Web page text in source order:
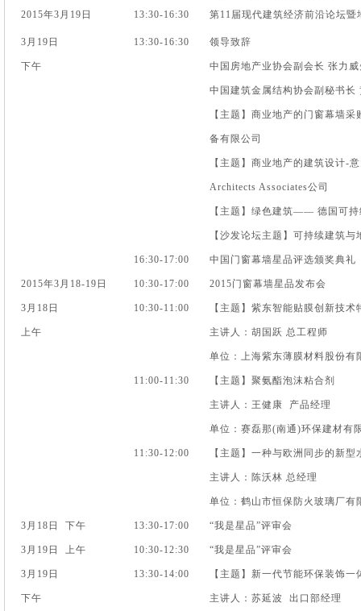
2015年3月19日 13:30-16:30 第11届现代建筑经济前沿论坛暨
3月19日
下午
13:30-16:30 领导致辞
中国房地产业协会副会长 张力
中国建筑金属结构协会副秘书长
【主题】商业地产的门窗幕墙
备有限公司
【主题】商业地产的建筑设计-
Architects Associates公司
【主题】绿色建筑—— 德国可
【沙发论坛主题】可持续建筑与
16:30-17:00 中国门窗幕墙星品评选颁奖典礼
2015年3月18-19日 10:30-17:00 2015门窗幕墙星品发布会
3月18日
上午
10:30-11:00 【主题】紫东智能贴膜创新技术
主讲人：胡国跃 总工程师
单位：上海紫东薄膜材料股份
11:00-11:30 【主题】聚氨酯泡沫粘合剂
主讲人：王健康 产品经理
单位：赛磊那(南通)环保建材
11:30-12:00 【主题】一种与欧洲同步的新
主讲人：陈沃林 总经理
单位：鹤山市恒保防火玻璃厂有
3月18日 下午 13:30-17:00 “我是星品”评审会
3月19日 上午 10:30-12:30 “我是星品”评审会
3月19日
下午
13:30-14:00 【主题】新一代节能环保装饰
主讲人：苏延波 出口部经理